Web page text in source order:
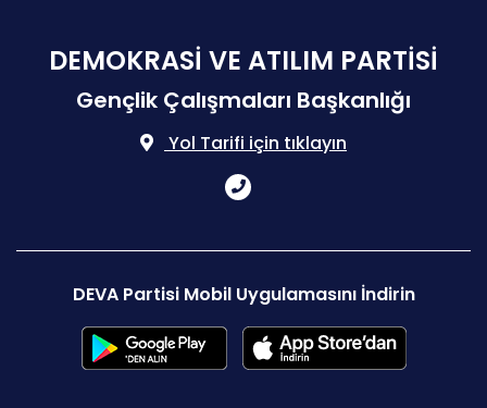
DEMOKRASİ VE ATILIM PARTİSİ
Gençlik Çalışmaları Başkanlığı
Yol Tarifi için tıklayın
DEVA Partisi Mobil Uygulamasını İndirin